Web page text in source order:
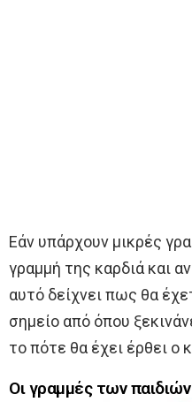
Εάν υπάρχουν μικρές
γραμμή της καρδιά και
αυτό δείχνει πως θα
σημείο από όπου
το πότε θα έχει έρθει ο
Οι γραμμές των